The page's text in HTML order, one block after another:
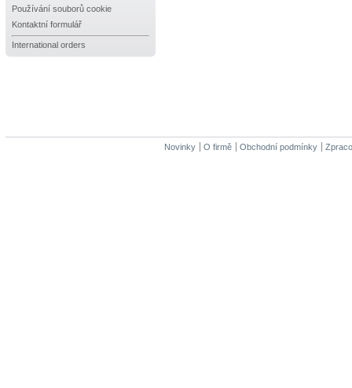
Používání souborů cookie
Kontaktní formulář
International orders
Novinky O firmě Obchodní podmínky